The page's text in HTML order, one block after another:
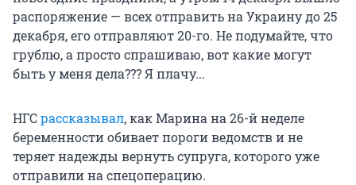
распоряжение — всех отправить на Украину до 25
декабря, его отправляют 20-го. Не подумайте, что
грублю, а просто спрашиваю, вот какие могут
быть у меня дела??? Я плачу...
НГСрассказывал, как Марина на 26-й неделе
беременности обивает пороги ведомств и не
теряет надежды вернуть супруга, которого уже
отправили на спецоперацию.